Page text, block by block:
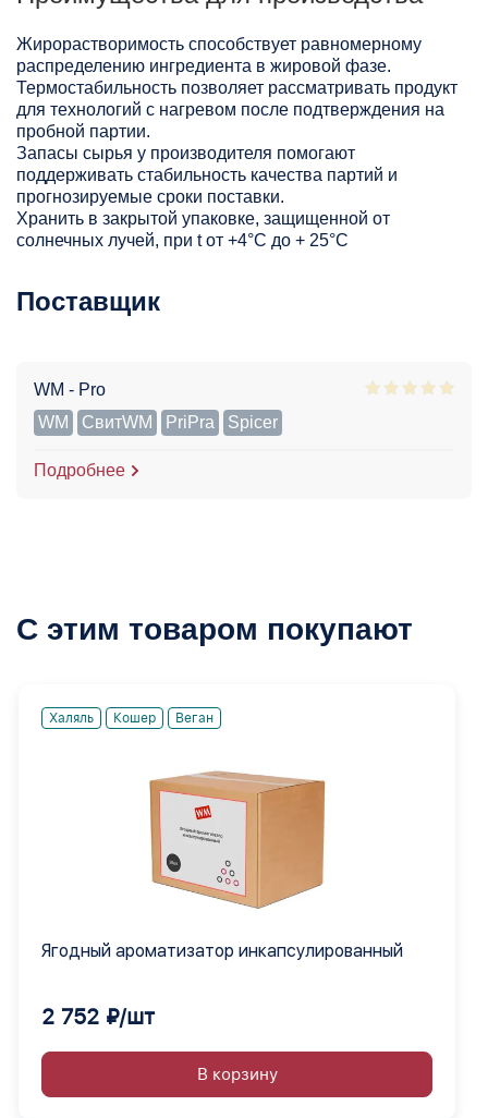
Жирорастворимость способствует равномерному
распределению ингредиента в жировой фазе.
Термостабильность позволяет рассматривать продукт
для технологий с нагревом после подтверждения на
пробной партии.
Запасы сырья у производителя помогают
поддерживать стабильность качества партий и
прогнозируемые сроки поставки.
Хранить в закрытой упаковке, защищенной от
солнечных лучей, при t от +4°C до + 25°С
Поставщик
WM - Pro
WM
СвитWM PriPra Spicer
Подробнее
С этим товаром покупают
Халяль Кошер Веган
Ягодный ароматизатор инкапсулированный
2 752 ₽/шт
В корзину